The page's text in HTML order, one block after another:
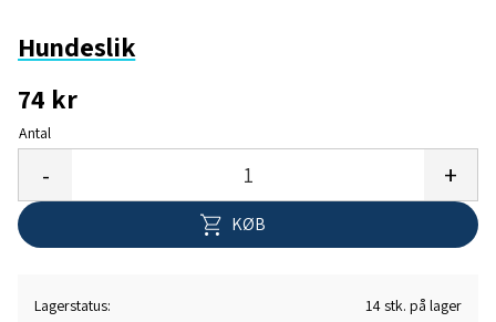
Hundeslik
74 kr
Antal
+
-
KØB
Lagerstatus
14 stk. på lager